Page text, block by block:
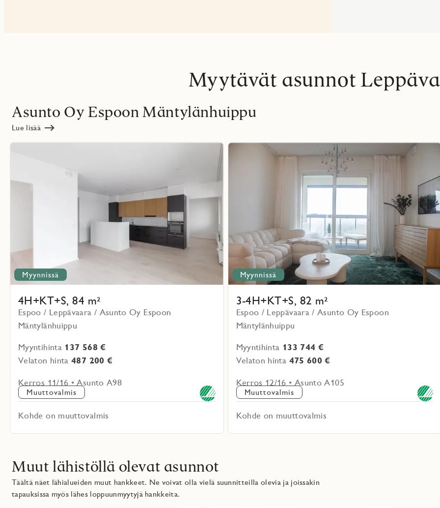
Myytävät asunnot
Asunto Oy Espoon Mäntylänhuippu
Lue lisää
Myynnissä
4H+KT+S, 84 m²
Espoo / Leppävaara / Asunto Oy Espoon
Mäntylänhuippu
Myyntihinta 137 568 €
Velaton hinta487 200 €
Kerros 11/16 • Asunto A98
Muuttovalmis
Kohde on muuttovalmis
Lue
Myynnissä
3-4H+KT+S, 82 m²
Espoo / Leppävaara / Asunto Oy Espoon
Mäntylänhuippu
Myyntihinta 133 744 €
Velaton hinta 475 600 €
Kerros 12/16 • Asunto A105
Muuttovalmis
Kohde on muuttovalmis
Favoritmarkering
Lue
Muut lähistöllä olevat asunnot
Täältä näet lähialueiden muut hankkeet. Ne voivat olla vielä suunnitteilla olevia ja joissakin
tapauksissa myös lähes loppuunmyytyjä hankkeita.